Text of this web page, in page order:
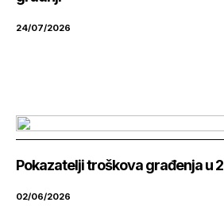
24/07/2026
Pokazatelji troškova građenja u
02/06/2026